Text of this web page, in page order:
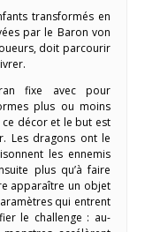
transformés en
par le Baron von
doit parcourir
fixe avec pour
plus ou moins
décor et le but est
Les dragons ont le
les ennemis
plus qu’à faire
apparaître un objet
qui entrent
le challenge : au-